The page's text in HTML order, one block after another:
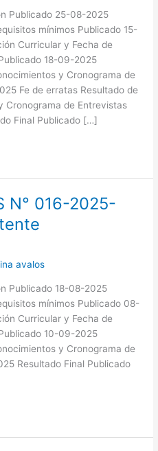
Publicado 25-08-2025
mínimos Publicado 15-
Curricular y Fecha de
18-09-2025
y Cronograma de
Fe de erratas Resultado de
Cronograma de Entrevistas
Final Publicado […]
N° 016-2025-
avalos
Publicado 18-08-2025
mínimos Publicado 08-
Curricular y Fecha de
10-09-2025
y Cronograma de
Resultado Final Publicado